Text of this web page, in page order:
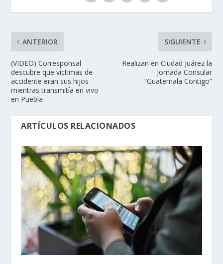
ANTERIOR
(VIDEO) Corresponsal
descubre que víctimas de
accidente eran sus hijos
mientras transmitía en vivo
en Puebla
SIGUIENTE
Realizan en Ciudad Juárez la
Jornada Consular
“Guatemala Contigo”
ARTÍCULOS RELACIONADOS